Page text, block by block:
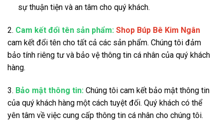
sự thuận tiện và an tâm cho quý khách.
2. Cam kết đổi tên sản phẩm: Shop Búp Bê Kim Ngân
cam kết đổi tên cho tất cả các sản phẩm. Chúng tôi đảm
bảo tính riêng tư và bảo vệ thông tin cá nhân của quý khách
hàng.
3. Bảo mật thông tin: Chúng tôi cam kết bảo mật thông tin
của quý khách hàng một cách tuyệt đối. Quý khách có thể
yên tâm về việc cung cấp thông tin cá nhân cho chúng tôi.